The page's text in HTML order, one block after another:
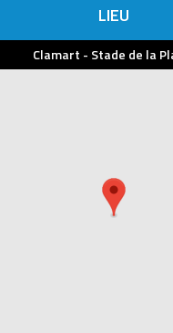
LIEU
Clamart - Stade de la